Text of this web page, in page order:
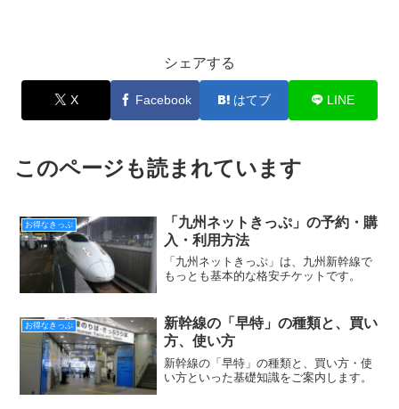
シェアする
X Facebook はてブ LINE
このページも読まれています
お得なきっぷ
「九州ネットきっぷ」の予約・購
入・利用方法
「九州ネットきっぷ」は、九州新幹線で
もっとも基本的な格安チケットです。
お得なきっぷ
新幹線の「早特」の種類と、買い
方、使い方
新幹線の「早特」の種類と、買い方・使
い方といった基礎知識をご案内します。